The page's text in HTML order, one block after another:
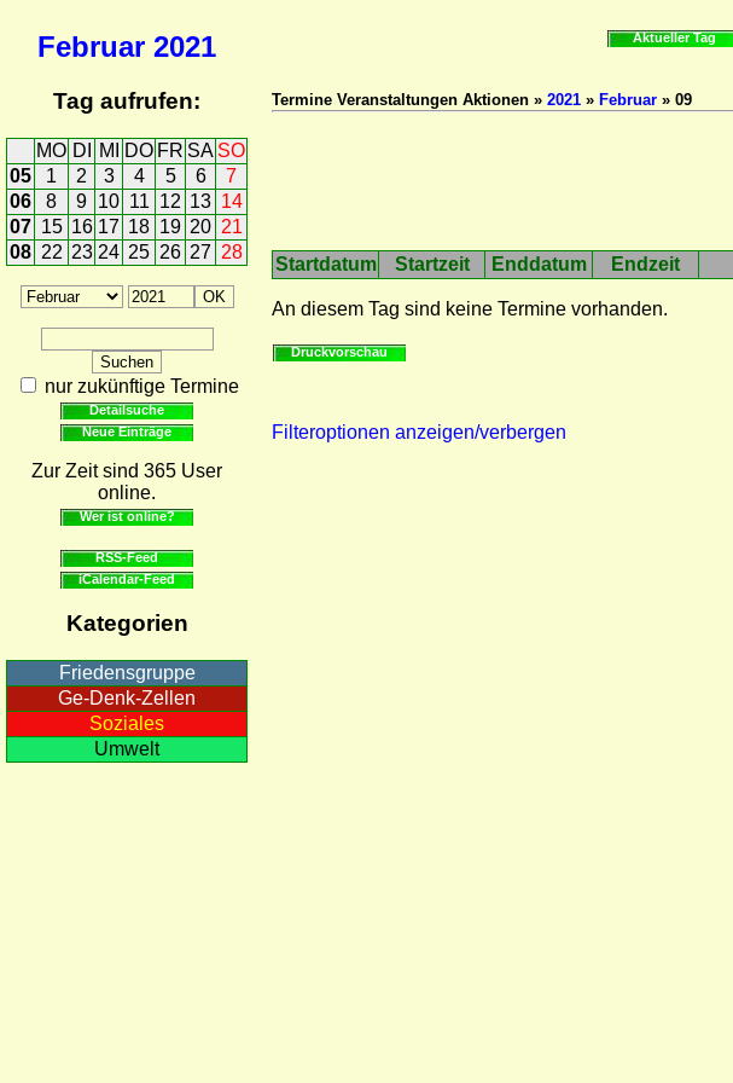
Februar 2021
Tag aufrufen:
MO DI MI DO FR SA SO
05
1 2 3 4 5 6
7
06
8 9 10 11 12 13 14
07 15 16 17 18 19 20 21
08 22 23 24 25 26 27 28
nur zukünftige Termine
Detailsuche
Neue Einträge
Zur Zeit sind 365 User
online.
Wer ist online?
RSS-Feed
iCalendar-Feed
Kategorien
Friedensgruppe
Ge-Denk-Zellen
Soziales
Umwelt
Aktueller Tag
Termine Veranstaltungen Aktionen » 2021 » Februar » 09
Startdatum Startzeit Enddatum Endzeit
An diesem Tag sind keine Termine vorhanden.
Druckvorschau
Filteroptionen anzeigen/verbergen